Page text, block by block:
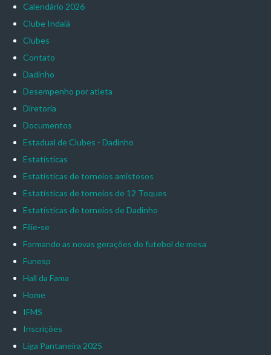
Calendário 2026
Clube Indaiá
Clubes
Contato
Dadinho
Desempenho por atleta
Diretoria
Documentos
Estadual de Clubes - Dadinho
Estatísticas
Estatísticas de torneios amistosos
Estatísticas de torneios de 12 Toques
Estatísticas de torneios de Dadinho
Filie-se
Formando as novas gerações do futebol de mesa
Funesp
Hall da Fama
Home
IFMS
Inscrições
Liga Pantaneira 2025